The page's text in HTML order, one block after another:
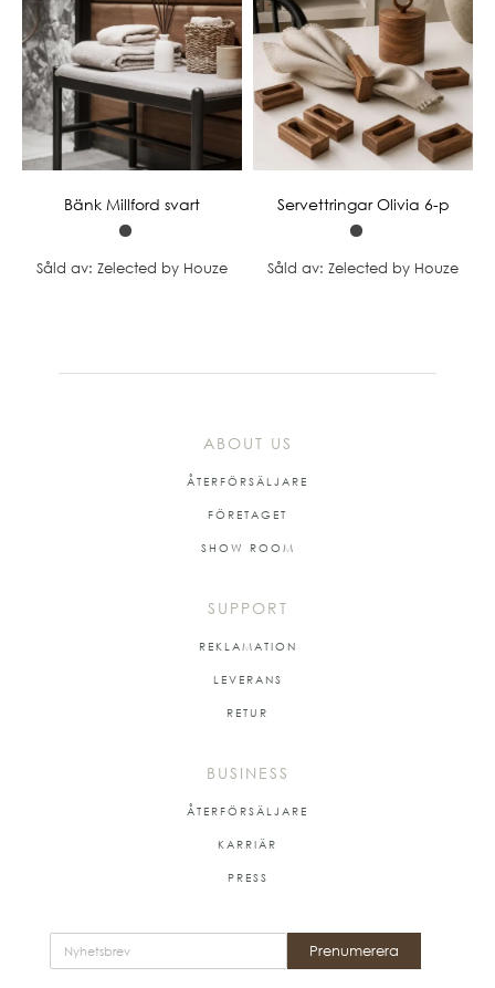
Bänk Millford svart
Såld av: Zelected by Houze
Servettringar Olivia 6-p
Såld av: Zelected by Houze
ABOUT US
ÅTERFÖRSÄLJARE
FÖRETAGET
SHOW ROOM
SUPPORT
REKLAMATION
LEVERANS
RETUR
BUSINESS
ÅTERFÖRSÄLJARE
KARRIÄR
PRESS
Prenumerera